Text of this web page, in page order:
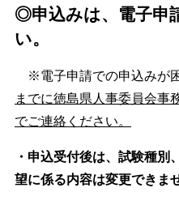
◎申込みは、電子申
い。
※電子申請での申込みが
までに徳島県人事委員会事
でご連絡ください。
・申込受付後は、試験種別
望に係る内容は変更できま